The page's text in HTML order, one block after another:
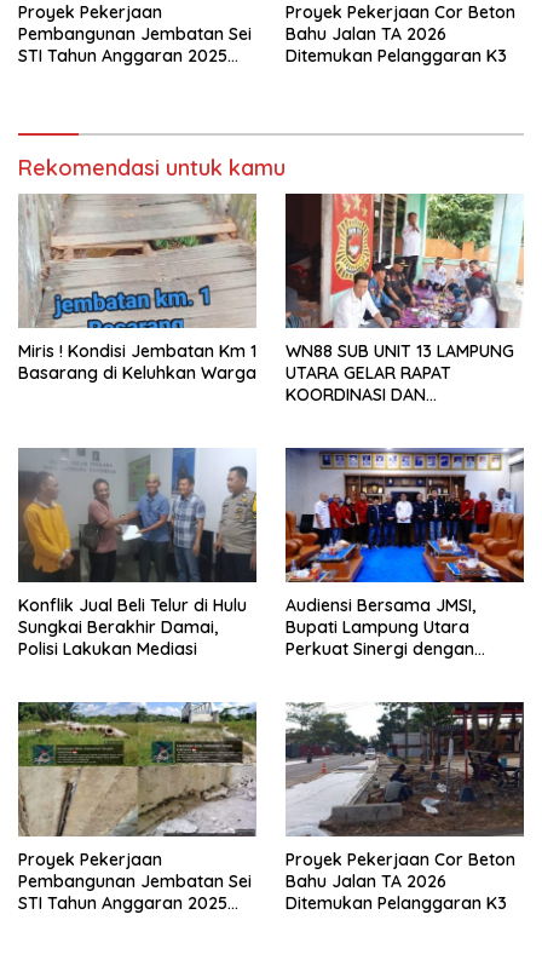
Proyek Pekerjaan
Pembangunan Jembatan Sei
STI Tahun Anggaran 2025
Proyek Pekerjaan Cor Beton
Bahu Jalan TA 2026
Ditemukan Pelanggaran K3
Rekomendasi untuk kamu
Miris ! Kondisi Jembatan Km 1
Basarang di Keluhkan Warga
WN88 SUB UNIT 13 LAMPUNG
UTARA GELAR RAPAT
KOORDINASI DAN
Konflik Jual Beli Telur di Hulu
Sungkai Berakhir Damai,
Polisi Lakukan Mediasi
Audiensi Bersama JMSI,
Bupati Lampung Utara
Perkuat Sinergi dengan
Proyek Pekerjaan
Pembangunan Jembatan Sei
STI Tahun Anggaran 2025
Proyek Pekerjaan Cor Beton
Bahu Jalan TA 2026
Ditemukan Pelanggaran K3